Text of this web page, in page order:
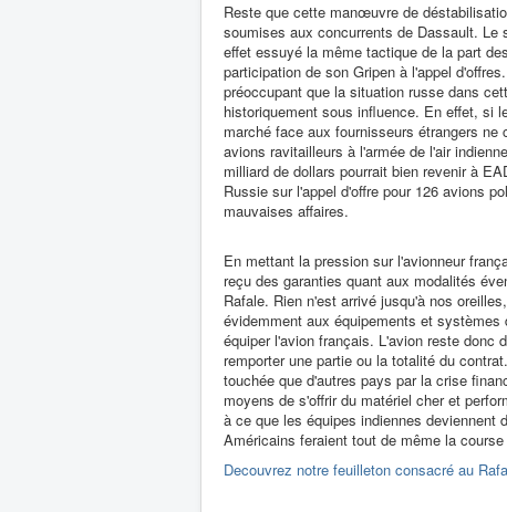
Reste que cette manœuvre de
soumises aux concurrents de Dassault. Le
effet essuyé la même tactique de la part
participation de son Gripen à l'appel
préoccupant que la situation russe dans
historiquement sous influence. En effet, si
marché face aux fournisseurs étrangers
avions ravitailleurs à l'armée de l'air
milliard de dollars pourrait bien revenir à
Russie sur l'appel d'offre pour 126 avions
mauvaises affaires.
En mettant la pression sur l'avionneur
reçu des garanties quant aux modalités
Rafale. Rien n'est arrivé jusqu'à nos
évidemment aux équipements et systèmes
équiper l'avion français. L'avion reste donc
remporter une partie ou la totalité du
touchée que d'autres pays par la crise
moyens de s'offrir du matériel cher et
à ce que les équipes indiennes deviennent
Américains feraient tout de même la
Decouvrez notre feuilleton consacré au